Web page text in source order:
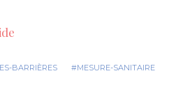
BARRIÈRES #MESURE-SANITAIRE